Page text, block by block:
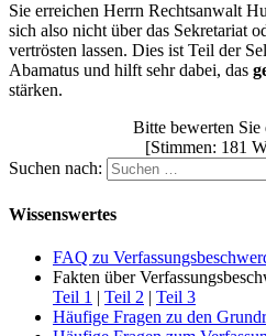
Sie erreichen Herrn Rechtsanwalt
sich also nicht über das Sekretariat
vertrösten lassen. Dies ist Teil der
Abamatus und hilft sehr dabei, das
stärken.
Bitte bewerten Sie
[Stimmen: 181
Suchen nach:
Wissenswertes
FAQ zu
Fakten über
Teil 1 | Teil 2 | Teil 3
Häufige Fragen zu den